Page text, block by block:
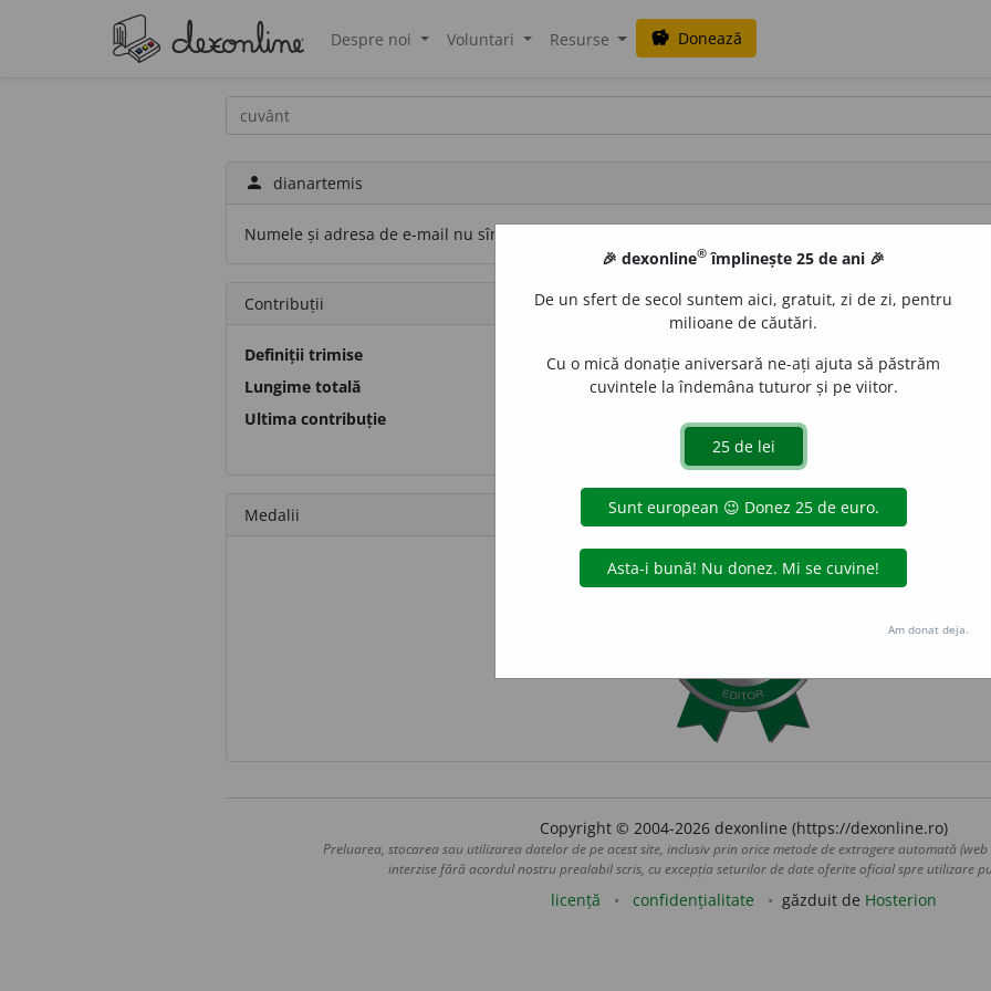
Despre noi Voluntari Resurse savings Donează
person dianartemis
Numele și adresa de e-mail nu sînt vizibile.
Contribuții
Definiții trimise
135 (locul 52)
Lungime totală
51.683 caractere (locul 60)
Ultima contribuție
Medalii
Copyright © 2004-2026 dexonline (https://dexonline.ro)
Preluarea, stocarea sau utilizarea datelor de pe acest site, inclusiv prin orice metode de extragere automată
interzise fără acordul nostru prealabil scris, cu excepția seturilor de date oferite oficial spre utilizare
licență confidențialitate găzduit de Hosterion
🎉 dexonline® împlinește 25 de ani 🎉
De un sfert de secol suntem aici, gratuit, zi de zi, pentru
milioane de căutări.
Cu o mică donație aniversară ne-ați ajuta să păstrăm
cuvintele la îndemâna tuturor și pe viitor.
Am donat deja.